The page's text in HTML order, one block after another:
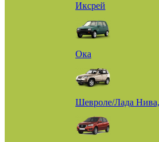
Иксрей
Ока
Шевроле/Лада